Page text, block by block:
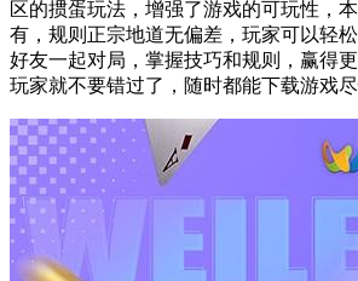
区的掼蛋玩法，增强了游戏的可玩性，
有，规则正宗地道无偏差，玩家可以轻
好友一起对局，掌握技巧和规则，赢得
玩家就不要错过了，随时都能下载游戏尽